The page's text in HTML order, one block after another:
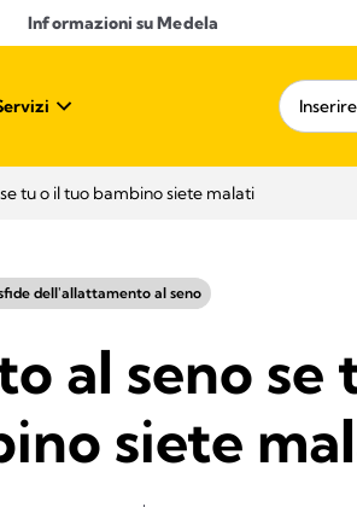
Informazioni su Medela
tu o il tuo bambino siete malati
dell'allattamento al seno
al seno se
siete